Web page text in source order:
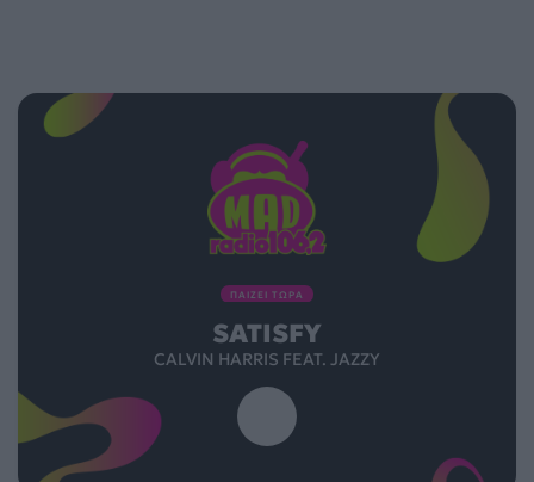
ΠΑΙΖΕΙ ΤΩΡΑ
SATISFY
CALVIN HARRIS FEAT. JAZZY